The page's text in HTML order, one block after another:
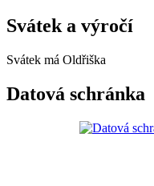
Svátek a výročí
Svátek má Oldřiška
Datová schránka